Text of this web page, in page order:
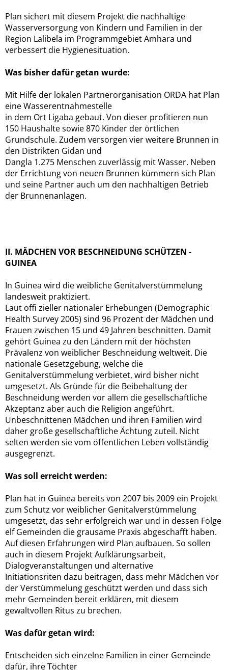
Plan sichert mit diesem Projekt die nachhaltige
Wasserversorgung von Kindern und Familien in der
Region Lalibela im Programmgebiet Amhara und
verbessert die Hygienesituation.
Was bisher dafür getan wurde:
Mit Hilfe der lokalen Partnerorganisation ORDA hat Plan
eine Wasserentnahmestelle
in dem Ort Ligaba gebaut. Von dieser profitieren nun
150 Haushalte sowie 870 Kinder der örtlichen
Grundschule. Zudem versorgen vier weitere Brunnen in
den Distrikten Gidan und
Dangla 1.275 Menschen zuverlässig mit Wasser. Neben
der Errichtung von neuen Brunnen kümmern sich Plan
und seine Partner auch um den nachhaltigen Betrieb
der Brunnenanlagen.
II. MÄDCHEN VOR BESCHNEIDUNG SCHÜTZEN -
GUINEA
In Guinea wird die weibliche Genitalverstümmelung
landesweit praktiziert.
Laut offi zieller nationaler Erhebungen (Demographic
Health Survey 2005) sind 96 Prozent der Mädchen und
Frauen zwischen 15 und 49 Jahren beschnitten. Damit
gehört Guinea zu den Ländern mit der höchsten
Prävalenz von weiblicher Beschneidung weltweit. Die
nationale Gesetzgebung, welche die
Genitalverstümmelung verbietet, wird bisher nicht
umgesetzt. Als Gründe für die Beibehaltung der
Beschneidung werden vor allem die gesellschaftliche
Akzeptanz aber auch die Religion angeführt.
Unbeschnittenen Mädchen und ihren Familien wird
daher große gesellschaftliche Ächtung zuteil. Nicht
selten werden sie vom öffentlichen Leben vollständig
ausgegrenzt.
Was soll erreicht werden:
Plan hat in Guinea bereits von 2007 bis 2009 ein Projekt
zum Schutz vor weiblicher Genitalverstümmelung
umgesetzt, das sehr erfolgreich war und in dessen Folge
elf Gemeinden die grausame Praxis abgeschafft haben.
Auf diesen Erfahrungen wird Plan aufbauen. So sollen
auch in diesem Projekt Aufklärungsarbeit,
Dialogveranstaltungen und alternative
Initiationsriten dazu beitragen, dass mehr Mädchen vor
der Verstümmelung geschützt werden und dass sich
mehr Gemeinden bereit erklären, mit diesem
gewaltvollen Ritus zu brechen.
Was dafür getan wird:
Entscheiden sich einzelne Familien in einer Gemeinde
dafür, ihre Töchter